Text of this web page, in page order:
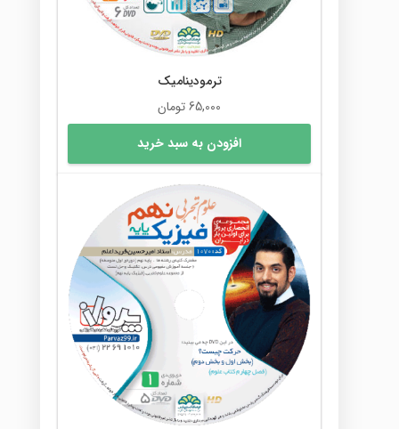
ترمودینامیک
65,000تومان
افزودن به سبد خرید